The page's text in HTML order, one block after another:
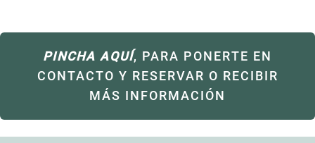
PINCHA AQUÍ, PARA PONERTE EN
CONTACTO Y RESERVAR O RECIBIR
MÁS INFORMACIÓN